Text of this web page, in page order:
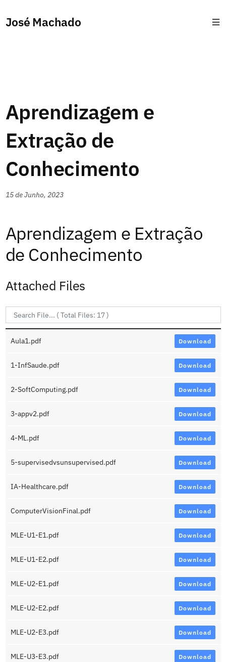
José Machado
Aprendizagem e
Extração de
Conhecimento
15 de Junho, 2023
Aprendizagem e Extração
de Conhecimento
Attached Files
Aula1.pdf Download
1-InfSaude.pdf Download
2-SoftComputing.pdf Download
3-appv2.pdf Download
4-ML.pdf Download
5-supervisedvsunsupervised.pdf Download
IA-Healthcare.pdf Download
ComputerVisionFinal.pdf Download
MLE-U1-E1.pdf Download
MLE-U1-E2.pdf Download
MLE-U2-E1.pdf Download
MLE-U2-E2.pdf Download
MLE-U2-E3.pdf Download
MLE-U3-E3.pdf Download